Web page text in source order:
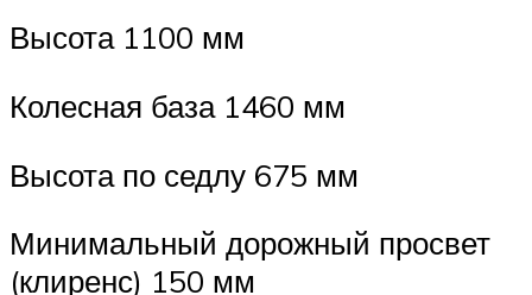
Высота 1100 мм
Колесная база 1460 мм
Высота по седлу 675 мм
Минимальный дорожный просвет
(клиренс) 150 мм